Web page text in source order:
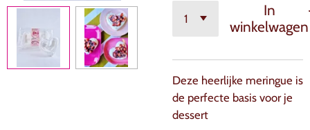
In
winkelwagen
Deze heerlijke meringue is
de perfecte basis voor je
dessert